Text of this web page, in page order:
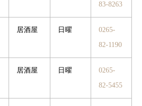
83-8263
居酒屋 日曜
0265-
82-1190
居酒屋 日曜
0265-
82-5455